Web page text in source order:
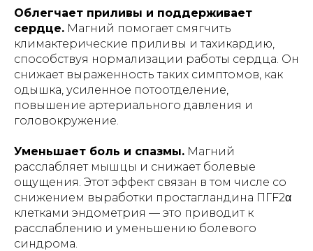
Облегчает приливы и поддерживает
сердце. Магний помогает смягчить
климактерические приливы и тахикардию,
способствуя нормализации работы сердца. Он
снижает выраженность таких симптомов, как
одышка, усиленное потоотделение,
повышение артериального давления и
головокружение.
Уменьшает боль и спазмы. Магний
расслабляет мышцы и снижает болевые
ощущения. Этот эффект связан в том числе со
снижением выработки простагландина ПГF2α
клетками эндометрия — это приводит к
расслаблению и уменьшению болевого
синдрома.